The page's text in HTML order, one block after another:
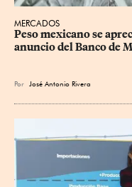
MERCADOS
Peso mexicano se
anuncio del Banco de
Por José Antonio Rivera